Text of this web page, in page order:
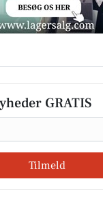
GRATIS
Tilmeld